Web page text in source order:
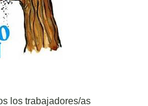
los trabajadores/as